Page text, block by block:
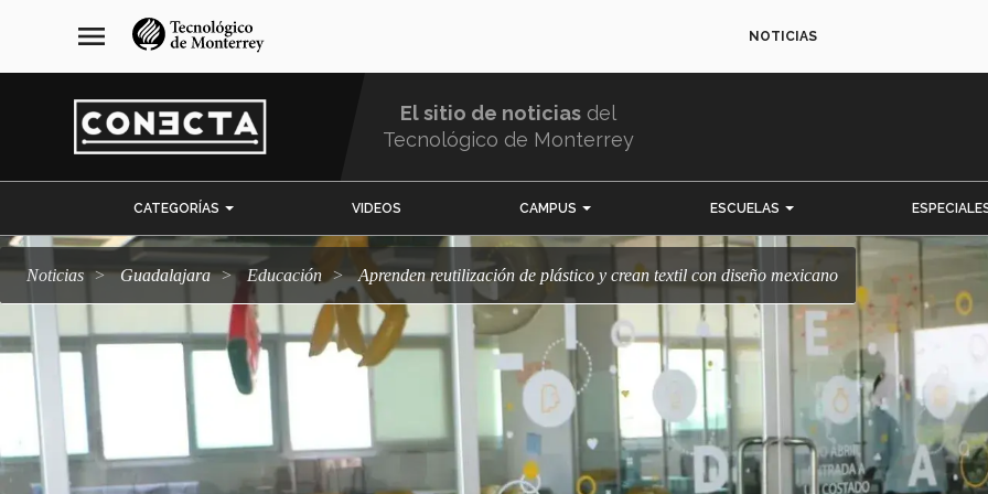
navegación
principal
menu NOTICIAS
El sitio de noticias del
Tecnológico de Monterrey
CATEGORÍAS VIDEOS CAMPUS ESCUELAS
Noticias Guadalajara Educación Aprenden reutilización de plástico y crean textil con diseño mexicano